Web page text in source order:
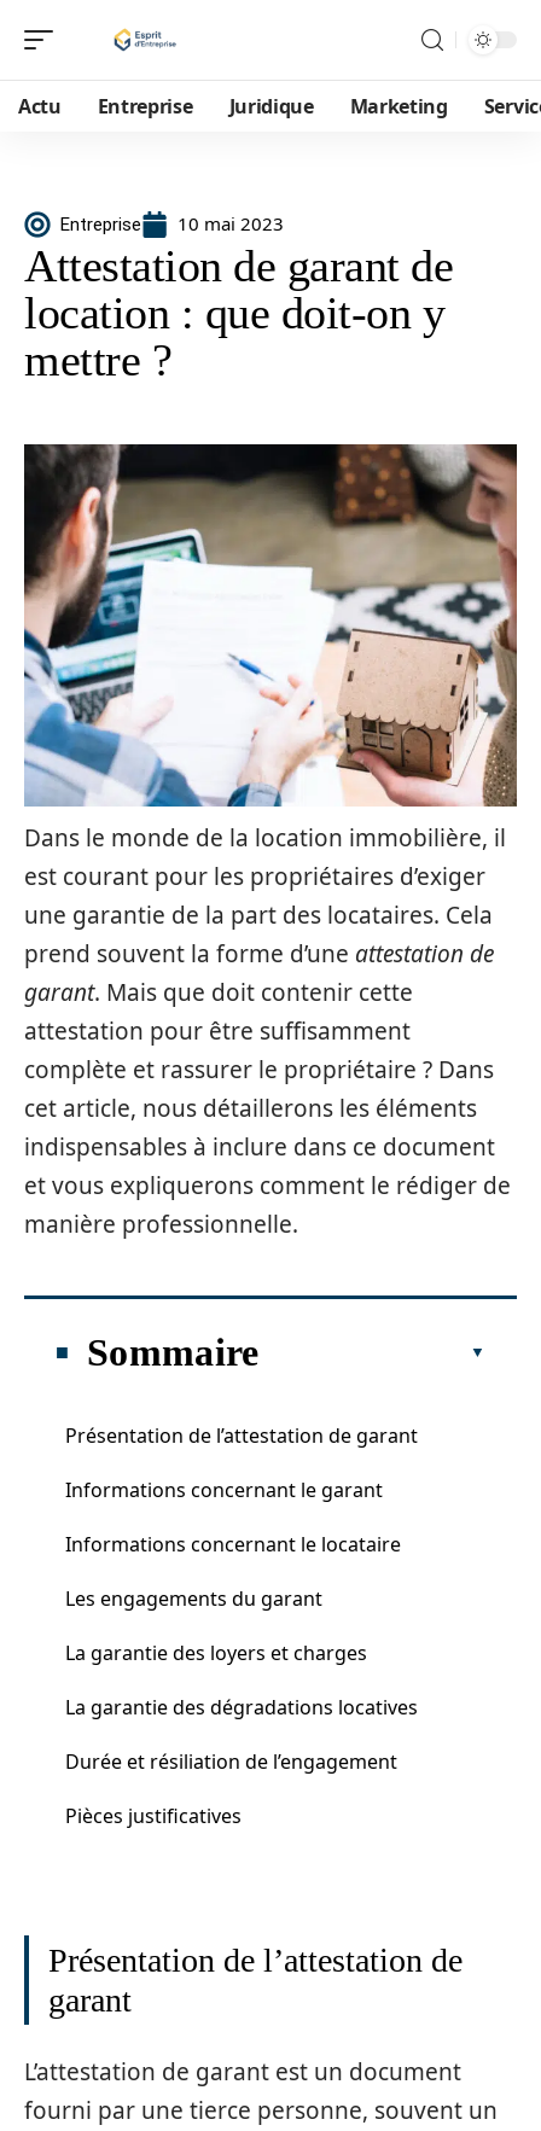
Actu Entreprise Juridique Marketing
Entreprise 10 mai 2023
Attestation de garant de
location : que doit-on y
mettre ?
Dans le monde de la location immobilière, il
est courant pour les propriétaires d’exiger
une garantie de la part des locataires. Cela
prend souvent la forme d’une attestation de
garant. Mais que doit contenir cette
attestation pour être suffisamment
complète et rassurer le propriétaire ? Dans
cet article, nous détaillerons les éléments
indispensables à inclure dans ce document
et vous expliquerons comment le rédiger de
manière professionnelle.
Sommaire
Présentation de l’attestation de garant
Informations concernant le garant
Informations concernant le locataire
Les engagements du garant
La garantie des loyers et charges
La garantie des dégradations locatives
Durée et résiliation de l’engagement
Pièces justificatives
Présentation de l’attestation de
garant
L’attestation de garant est un document
fourni par une tierce personne, souvent un